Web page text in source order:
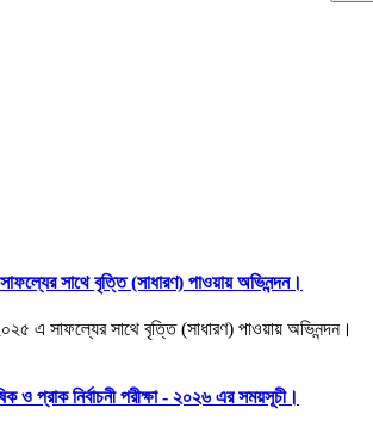
সাথে বৃত্তি (সাধারণ) পাওয়ায় অভিনন্দন।
ও প্রাক নির্বাচনী পরীক্ষা - ২০২৬ এর সময়সূচী।